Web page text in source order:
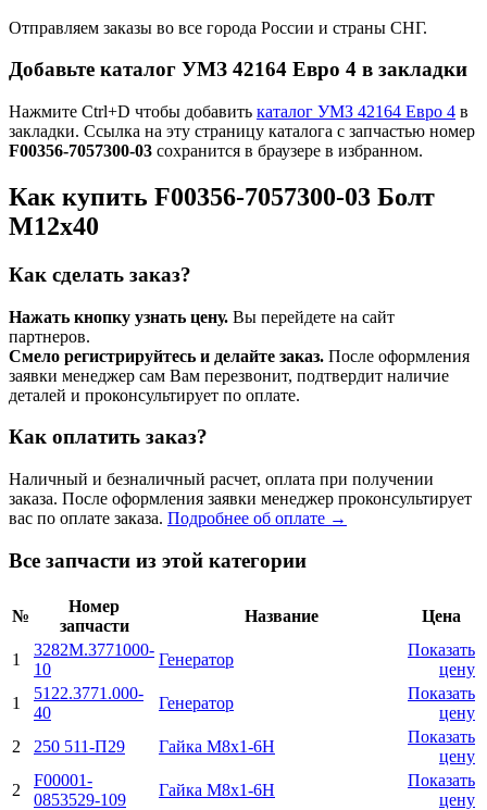
Отправляем заказы во все города России и страны СНГ.
Добавьте каталог УМЗ 42164 Евро 4 в закладки
Нажмите Ctrl+D чтобы добавить каталог УМЗ 42164 Евро 4 в
закладки. Ссылка на эту страницу каталога с запчастью номер
F00356-7057300-03 сохранится в браузере в избранном.
Как купить F00356-7057300-03 Болт
М12х40
Как сделать заказ?
Нажать кнопку узнать цену. Вы перейдете на сайт
партнеров.
Смело регистрируйтесь и делайте заказ. После оформления
заявки менеджер сам Вам перезвонит, подтвердит наличие
деталей и проконсультирует по оплате.
Как оплатить заказ?
Наличный и безналичный расчет, оплата при получении
заказа. После оформления заявки менеджер проконсультирует
вас по оплате заказа. Подробнее об оплате →
Все запчасти из этой категории
№
Номер
запчасти
Название Цена
1
3282М.3771000-
10
Генератор
Показать
цену
1
5122.3771.000-
40
Генератор
Показать
цену
2
250 511-П29 Гайка М8х1-6H
Показать
цену
2
F00001-
0853529-109
Гайка М8х1-6H
Показать
цену